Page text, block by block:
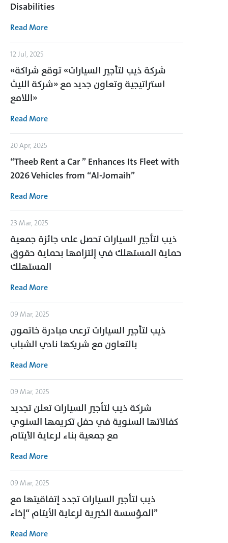
Disabilities
Read More
12 Jul, 2025
«شركة ذيب لتأجير السيارات» توقع شراكة
استراتيجية وتعاون جديد مع «شركة الليث
اللامع»
Read More
20 Apr, 2025
“Theeb Rent a Car ” Enhances Its Fleet with
2026 Vehicles from “Al-Jomaih”
Read More
23 Mar, 2025
ذيب لتأجير السيارات تحصل على جائزة جمعية
حماية المستهلك في إلتزامها بحماية حقوق
المستهلك
Read More
09 Mar, 2025
ذيب لتأجير السيارات ترعى مبادرة خاتمون
بالتعاون مع شريكها نادي الشباب
Read More
09 Mar, 2025
شركة ذيب لتأجير السيارات تعلن تجديد
كفالاتها السنوية في حفل تكريمها السنوي
مع جمعية بناء لرعاية الأيتام
Read More
09 Mar, 2025
ذيب لتأجير السيارات تجدد إتفاقيتها مع
المؤسسة الخيرية لرعاية الأيتام “إخاء”
Read More